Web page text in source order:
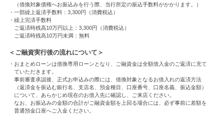
（借換対象債権へお振込みを行う際、当行所定の振込手数料がかかります。）
・一部繰上返済手数料：3,300円（消費税込）
・繰上完済手数料
ご返済時残高10万円以上：3,300円（消費税込）
ご返済時残高10万円未満：無料
＜ご融資実行後の流れについて＞
・おまとめローンは借換専用ローンとなり、ご融資金は全額借入金のご返済に充て
ていただきます。
事前審査承認後、正式お申込みの際には、借換対象となるお借入れの返済方法
（返済金を振込む銀行名、支店名、預金種目、口座番号、口座名義、振込金額）
について、あらかじめ現在のお借入先に確認し、ご来店ください。
なお、お振込みの金額の合計がご融資金額を上回る場合には、必ず事前に差額を
普通預金口座へご入金ください。